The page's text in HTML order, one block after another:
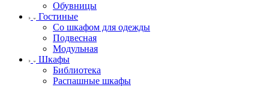
Обувницы
Гостиные
Со шкафом для одежды
Подвесная
Модульная
Шкафы
Библиотека
Распашные шкафы